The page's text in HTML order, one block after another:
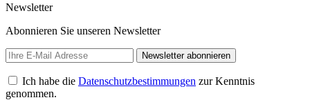
Newsletter
Abonnieren Sie unseren Newsletter
Newsletter abonnieren
Ich habe die Datenschutzbestimmungen zur Kenntnis
genommen.